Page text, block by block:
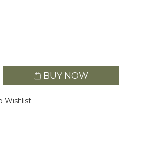
BUY NOW
Wishlist